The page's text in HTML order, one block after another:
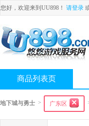
您好，欢迎来到UU898！ 请登录
商品列表页
地下城与勇士 > 广东区